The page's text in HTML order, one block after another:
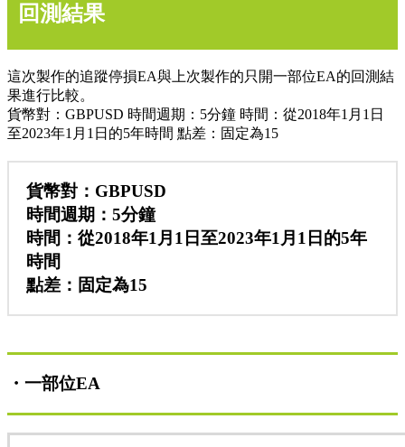
回測結果
這次製作的追蹤停損EA與上次製作的只開一部位EA的回測結
果進行比較。
貨幣對：GBPUSD 時間週期：5分鐘 時間：從2018年1月1日
至2023年1月1日的5年時間 點差：固定為15
貨幣對：GBPUSD
時間週期：5分鐘
時間：從2018年1月1日至2023年1月1日的5年
時間
點差：固定為15
・一部位EA